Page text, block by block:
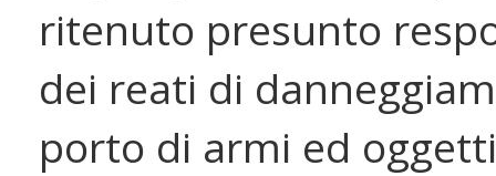
ritenuto presunto
dei reati di
porto di armi ed